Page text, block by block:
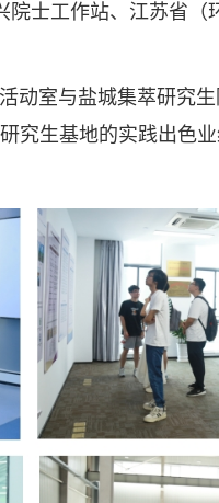
士工作站、江苏省（
室与盐城集萃研究生
究生基地的实践出色